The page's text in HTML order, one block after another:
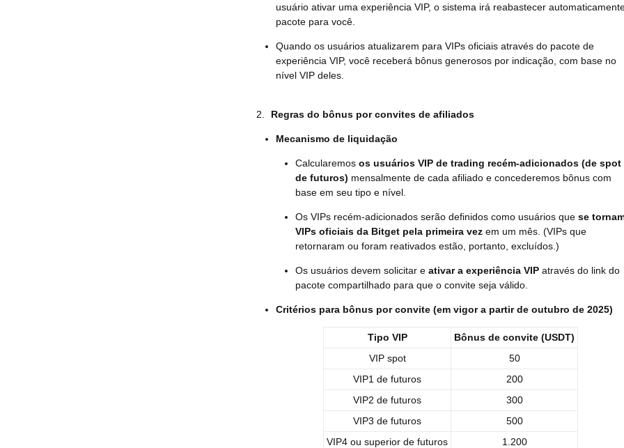
usuário ativar uma experiência VIP, o sistema irá reabastecer
pacote para você.
Quando os usuários atualizarem para VIPs oficiais através do pacote de
experiência VIP, você receberá bônus generosos por indicação, com base no
nível VIP deles.
2. Regras do bônus por convites de afiliados
Mecanismo de liquidação
Calcularemos os usuários VIP de trading recém-adicionados (de spot
de futuros) mensalmente de cada afiliado e concederemos bônus com
base em seu tipo e nível.
Os VIPs recém-adicionados serão definidos como usuários que se
VIPs oficiais da Bitget pela primeira vez em um mês. (VIPs que
retornaram ou foram reativados estão, portanto, excluídos.)
Os usuários devem solicitar e ativar a experiência VIP através do link do
pacote compartilhado para que o convite seja válido.
Critérios para bônus por convite (em vigor a partir de outubro de 2025)
Tipo VIP
Bônus de convite (USDT)
VIP spot
50
VIP1 de futuros
200
VIP2 de futuros
300
VIP3 de futuros
500
VIP4 ou superior de futuros
1.200